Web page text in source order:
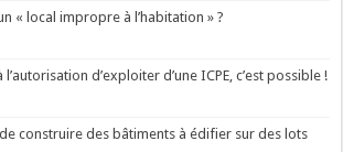
« local impropre à l’habitation » ?
d’exploiter d’une ICPE, c’est possible !
construire des bâtiments à édifier sur des lots